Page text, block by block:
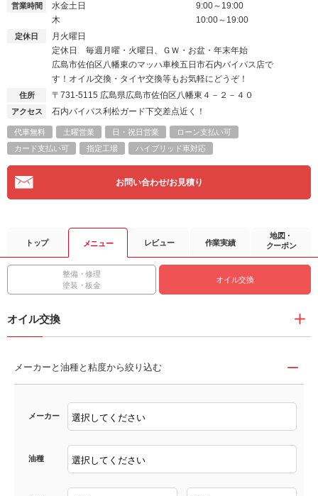
営業時間 水金土日
9:00～19:00
木
10:00～19:00
定休日
月火曜日
定休日 毎週月曜・火曜日、ＧＷ・お盆・年末年始
広島市佐伯区八幡東のマッハ車検五日市石内バイパス店で
す！オイル交換・タイヤ交換等もお気軽にどうぞ！
住所 〒731-5115 広島県広島市佐伯区八幡東４－２－４０
アクセス 石内バイパス利松ガード下交差点近く！
代車無料 土曜営業 日・祝日営業
ローン支払い可
カード支払い可
指定工場 ハイブリッド車対応
お問い合わせ/お見積り
トップ メニュー レビュー 作業実績
地図・
クーポン
整備・修理
塗装・板金
オイル交換
オイル交換
メーカーと油種と粘度から絞り込む
メーカー
油種